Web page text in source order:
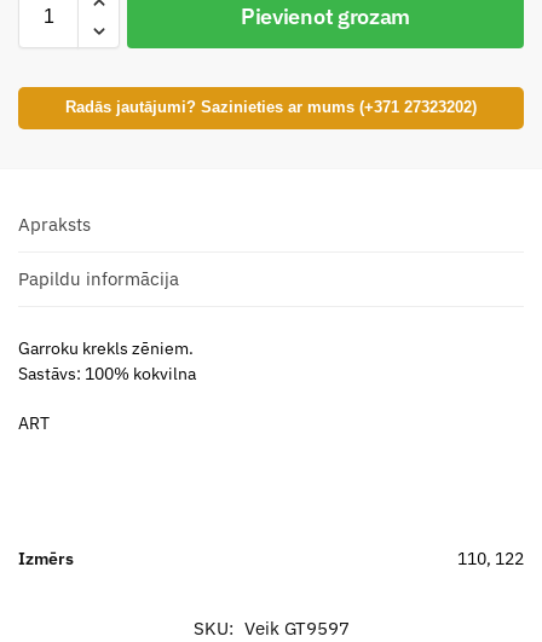
Pievienot grozam
Radās jautājumi? Sazinieties ar mums (+371 27323202)
Apraksts
Papildu informācija
Garroku krekls zēniem.
Sastāvs: 100% kokvilna
ART
Izmērs 110, 122
SKU: Veik GT9597